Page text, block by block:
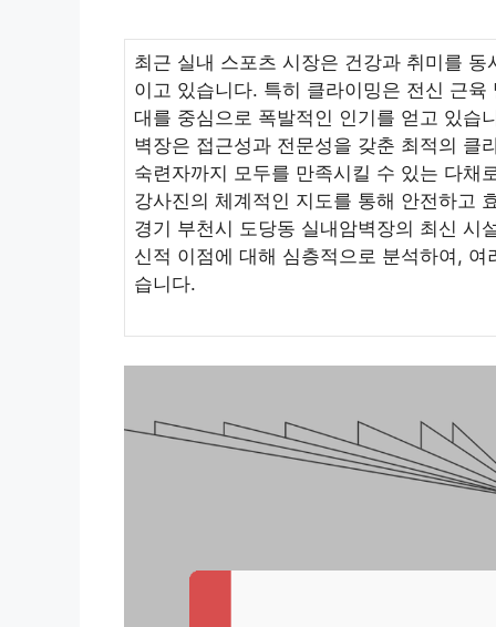
최근 실내 스포츠 시장은 건강과 취미를
이고 있습니다. 특히 클라이밍은 전신 근
대를 중심으로 폭발적인 인기를 얻고 있습
벽장은 접근성과 전문성을 갖춘 최적의 클
숙련자까지 모두를 만족시킬 수 있는 다채
강사진의 체계적인 지도를 통해 안전하고
경기 부천시 도당동 실내암벽장의 최신 시
신적 이점에 대해 심층적으로 분석하여,
습니다.